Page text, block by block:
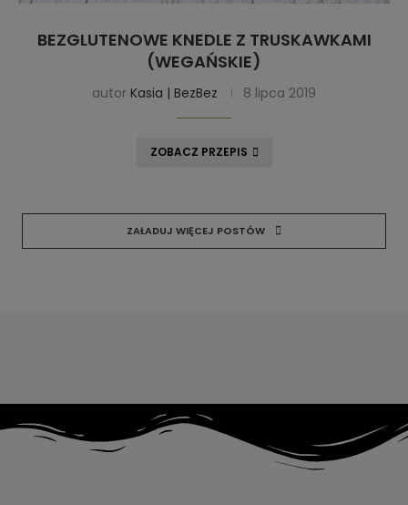
BEZGLUTENOWE KNEDLE Z TRUSKAWKAMI
(WEGAŃSKIE)
autor Kasia | BezBez 8 lipca 2019
ZOBACZ PRZEPIS
ZAŁADUJ WIĘCEJ POSTÓW